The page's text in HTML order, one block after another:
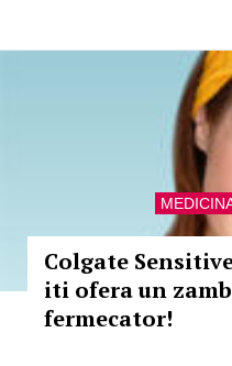
Colgate
iti ofera un
fermecator!